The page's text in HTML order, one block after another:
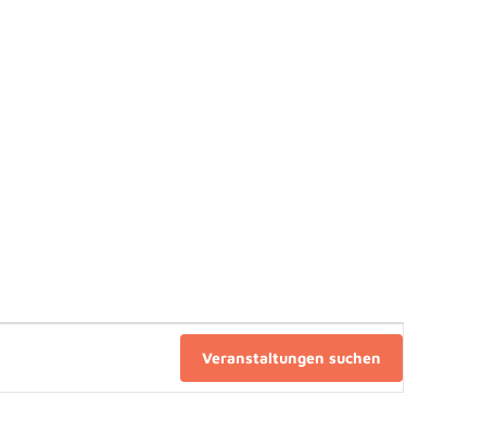
Veranstaltungen suchen